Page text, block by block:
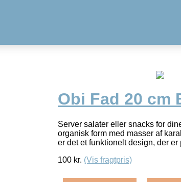
Obi Fad 20 cm
Server salater eller snacks for
organisk form med masser af
er det et funktionelt design, der er
100 kr. (Vis fragtpris)